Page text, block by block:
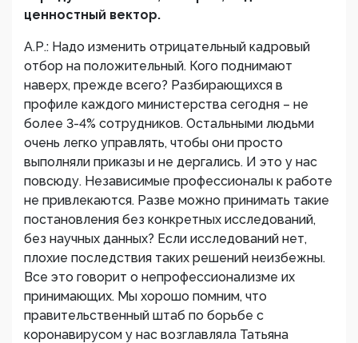
ценностный вектор.
А.Р.: Надо изменить отрицательный кадровый
отбор на положительный. Кого поднимают
наверх, прежде всего? Разбирающихся в
профиле каждого министерства сегодня – не
более 3-4% сотрудников. Остальными людьми
очень легко управлять, чтобы они просто
выполняли приказы и не дергались. И это у нас
повсюду. Независимые профессионалы к работе
не привлекаются. Разве можно принимать такие
постановления без конкретных исследований,
без научных данных? Если исследований нет,
плохие последствия таких решений неизбежны.
Все это говорит о непрофессионализме их
принимающих. Мы хорошо помним, что
правительственный штаб по борьбе с
коронавирусом у нас возглавляла Татьяна